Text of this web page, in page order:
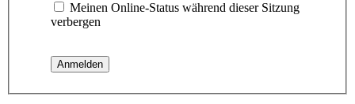
Meinen Online-Status während dieser Sitzung
verbergen